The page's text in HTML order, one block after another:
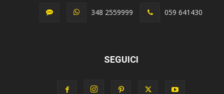
348 2559999 059 641430
SEGUICI